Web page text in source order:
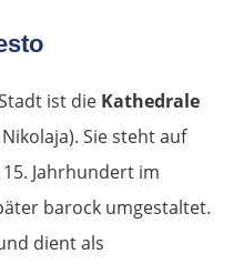
ist die Kathedrale
Sie steht auf
Jahrhundert im
barock umgestaltet.
dient als